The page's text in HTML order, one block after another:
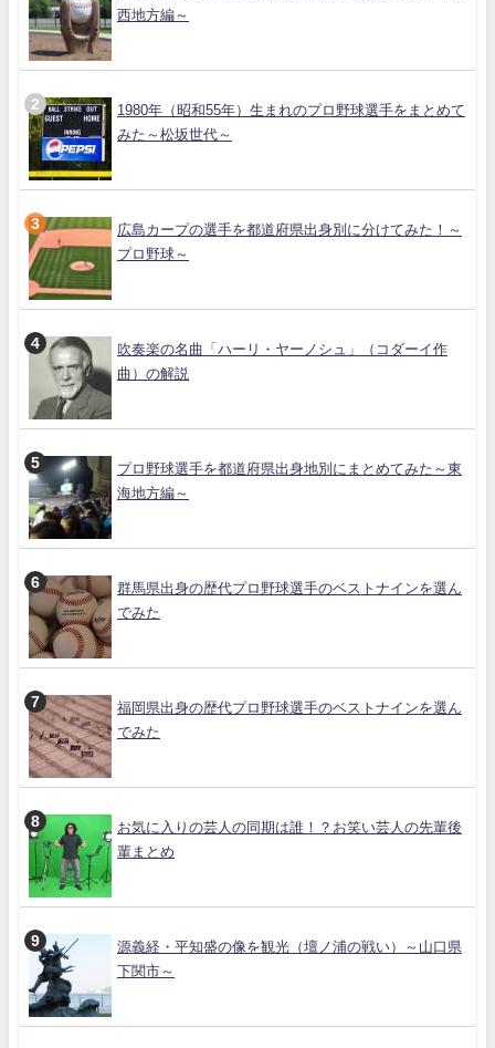
西地方編～
1980年（昭和55年）生まれのプロ野球選手をまとめて
みた～松坂世代～
広島カープの選手を都道府県出身別に分けてみた！～
プロ野球～
吹奏楽の名曲「ハーリ・ヤーノシュ」（コダーイ作
曲）の解説
プロ野球選手を都道府県出身地別にまとめてみた～東
海地方編～
群馬県出身の歴代プロ野球選手のベストナインを選ん
でみた
福岡県出身の歴代プロ野球選手のベストナインを選ん
でみた
お気に入りの芸人の同期は誰！？お笑い芸人の先輩後
輩まとめ
源義経・平知盛の像を観光（壇ノ浦の戦い）～山口県
下関市～